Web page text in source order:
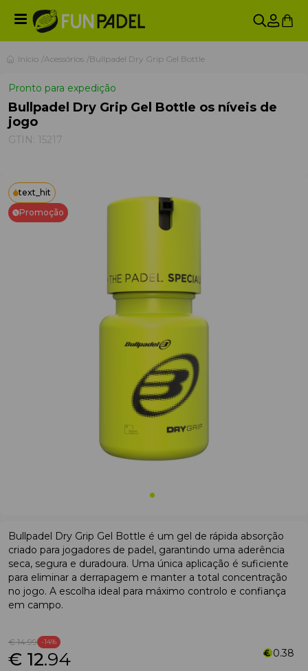
Início Acessórios Bullpadel Dry Grip Gel Bottle
Pronto para expedição
Bullpadel Dry Grip Gel Bottle os níveis de
jogo
GTIN: 15217
text_hit
Promoção
Bullpadel Dry Grip Gel Bottle é um gel de rápida absorção
criado para jogadores de padel, garantindo uma aderência
seca, segura e duradoura. Uma única aplicação é suficiente
para eliminar a derrapagem e manter a total concentração
no jogo. A escolha ideal para máximo controlo e confiança
em campo.
€ 14.99 -14%
€ 12.94 0.38